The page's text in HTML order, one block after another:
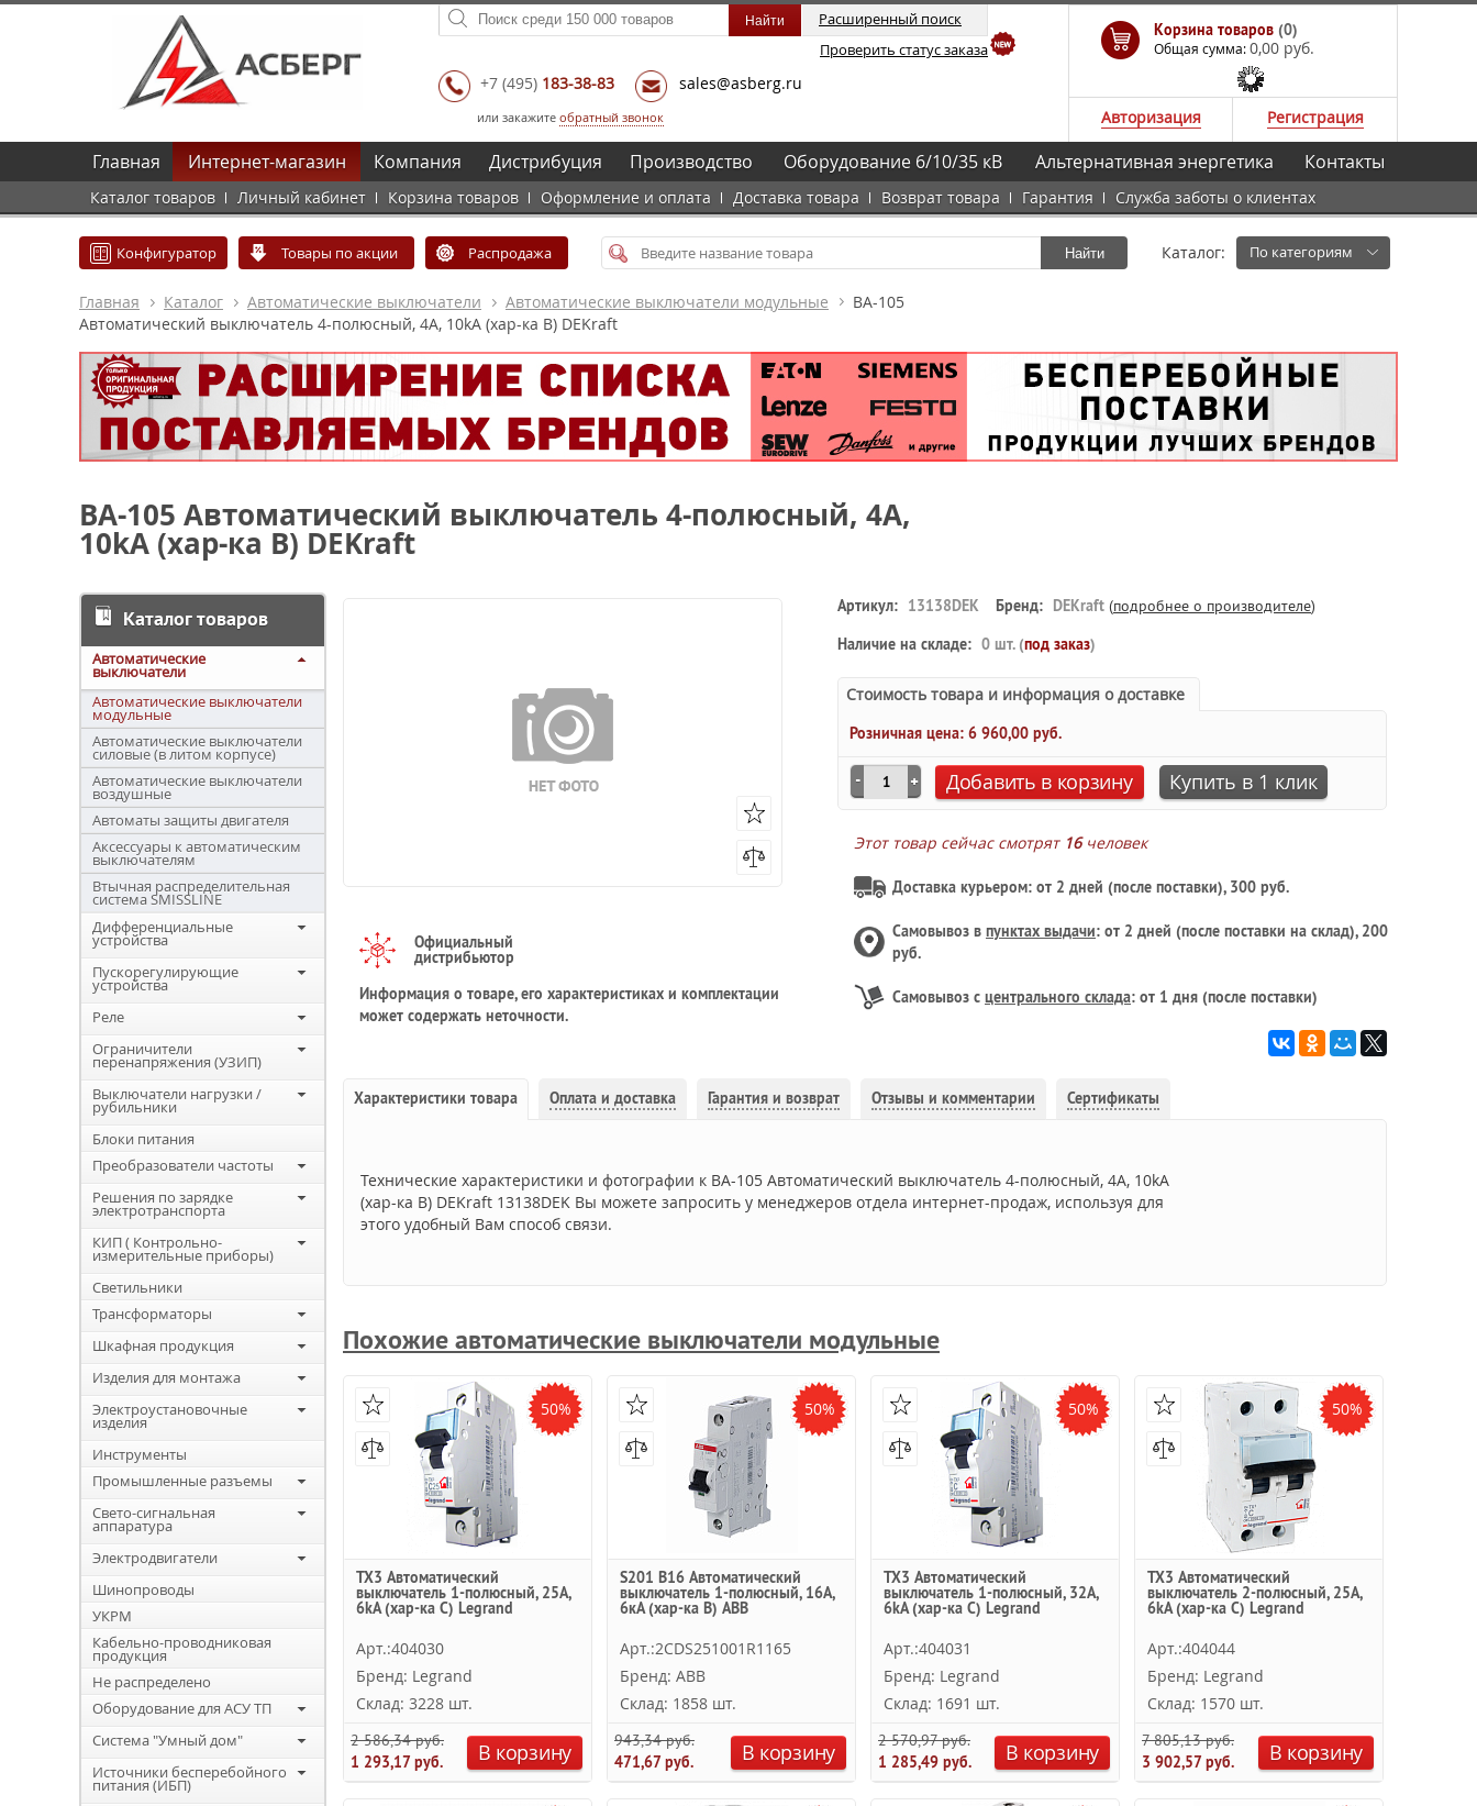
Расширенный поиск
Проверить статус заказа
+7 (495) 183-38-83 sales@asberg.ru
или закажите обратный звонок
Корзина товаров (0)
Общая сумма:0,00 руб.
Авторизация Регистрация
Главная Интернет-магазин
Каталог товаров Личный кабинет Корзина товаров Оформление и оплата Доставка товара Возврат товара Гарантия Служба заботы о клиентах
Компания Дистрибуция Производство Оборудование 6/10/35 кВ Альтернативная энергетика Контакты
Конфигуратор Товары по акции Распродажа Найти Каталог: По категориям
Главная Каталог Автоматические выключатели Автоматические выключатели модульные
ВА-105
Автоматический выключатель 4-полюсный, 4A, 10kA (хар-ка B) DEKraft
ВА-105 Автоматический выключатель 4-полюсный, 4A,
10kA (хар-ка B) DEKraft
Каталог товаров
Автоматические
выключатели
Автоматические выключатели
модульные
Автоматические выключатели
силовые (в литом корпусе)
Автоматические выключатели
воздушные
Автоматы защиты двигателя
Аксессуары к автоматическим
выключателям
Втычная распределительная
система SMISSLINE
Дифференциальные
устройства
Пускорегулирующие
устройства
Реле
Ограничители
перенапряжения (УЗИП)
Выключатели нагрузки /
рубильники
Блоки питания
Преобразователи частоты
Решения по зарядке
электротранспорта
КИП ( Контрольно-
измерительные приборы)
Светильники
Трансформаторы
Шкафная продукция
Изделия для монтажа
Электроустановочные
изделия
Инструменты
Промышленные разъемы
Свето-сигнальная
аппаратура
Электродвигатели
Шинопроводы
УКРМ
Кабельно-проводниковая
продукция
Не распределено
Оборудование для АСУ ТП
Система "Умный дом"
Источники бесперебойного
питания (ИБП)
Официальный
дистрибьютор
Информация о товаре, его характеристиках и комплектации
может содержать неточности.
Артикул: 13138DEK Бренд: DEKraft (подробнее о производителе)
Наличие на складе: 0 шт. (под заказ)
Стоимость товара и информация о доставке
Розничная цена: 6 960,00 руб.
Добавить в корзину Купить в 1 клик
Этот товар сейчас смотрят 16человек
Доставка курьером: от 2 дней (после поставки), 300 руб.
Самовывоз в пунктах выдачи: от 2 дней (после поставки на склад), 200
руб.
Самовывоз с центрального склада: от 1 дня (после поставки)
Характеристики товара Оплата и доставка Гарантия и возврат Отзывы и комментарии Сертификаты
Технические характеристики и фотографии к ВА-105 Автоматический выключатель 4-полюсный, 4A, 10kA
(хар-ка B) DEKraft 13138DEK Вы можете запросить у менеджеров отдела интернет-продаж, используя для
этого удобный Вам способ связи.
Похожие автоматические выключатели модульные
50%
TX3 Автоматический
выключатель 1-полюсный, 25А,
6kА (хар-ка C) Legrand
Арт.:404030
Бренд: Legrand
Склад: 3228 шт.
2 586,34 руб.
1 293,17 руб.
В корзину
50%
S201 B16 Автоматический
выключатель 1-полюсный, 16А,
6кА (хар-ка B) ABB
Арт.:2CDS251001R1165
Бренд: ABB
Склад: 1858 шт.
943,34 руб.
471,67 руб.
В корзину
50%
TX3 Автоматический
выключатель 1-полюсный, 32А,
6kА (хар-ка C) Legrand
Арт.:404031
Бренд: Legrand
Склад: 1691 шт.
2 570,97 руб.
1 285,49 руб.
В корзину
50%
TX3 Автоматический
выключатель 2-полюсный, 25А,
6kА (хар-ка C) Legrand
Арт.:404044
Бренд: Legrand
Склад: 1570 шт.
7 805,13 руб.
3 902,57 руб.
В корзину